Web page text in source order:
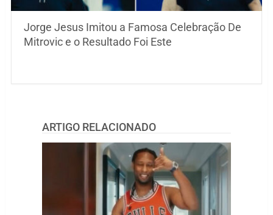
Jorge Jesus Imitou a Famosa Celebração De
Mitrovic e o Resultado Foi Este
ARTIGO RELACIONADO